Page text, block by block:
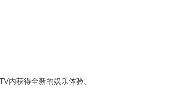
内获得全新的娱乐体验。